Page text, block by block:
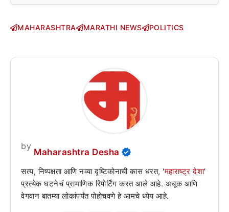
MAHARASHTRA MARATHI NEWS POLITICS
by
Maharashtra Desha
सत्य, निष्पक्षता आणि नव्या दृष्टिकोनाची कास धरत, 'महाराष्ट्र देशा'
प्रत्येक घटनेचं प्रामाणिक रिपोर्टिंग करत आले आहे. अचूक आणि
वेगवान बातम्या लोकांपर्यंत पोहोचवणे हे आमचे ध्येय आहे.